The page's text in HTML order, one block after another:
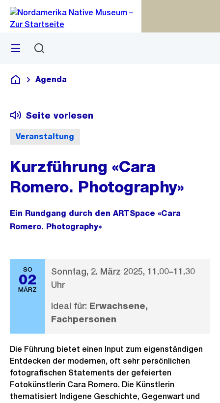
Navigation
Sprunglink
Menü
Deutsch
Agenda
Veranstaltung
Seite vorlesen
Kurzführung «Cara
Romero. Photography»
Ein Rundgang durch den ARTSpace «Cara
Romero. Photography»
SO
02
MÄRZ
Sonntag, 2. März 2025, 11.00–11.30
Uhr
Ideal für: Erwachsene,
Fachpersonen
Die Führung bietet einen Input zum eigenständigen
Entdecken der modernen, oft sehr persönlichen
fotografischen Statements der gefeierten
Fotokünstlerin Cara Romero. Die Künstlerin
thematisiert Indigene Geschichte, Gegenwart und